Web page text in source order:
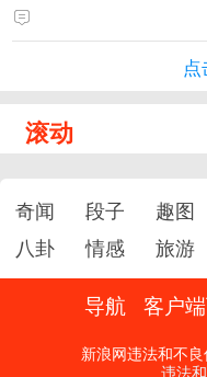
滚动
奇闻 段子 趣图
八卦
情感 旅游
导航 客户
新浪网违法和不
违法